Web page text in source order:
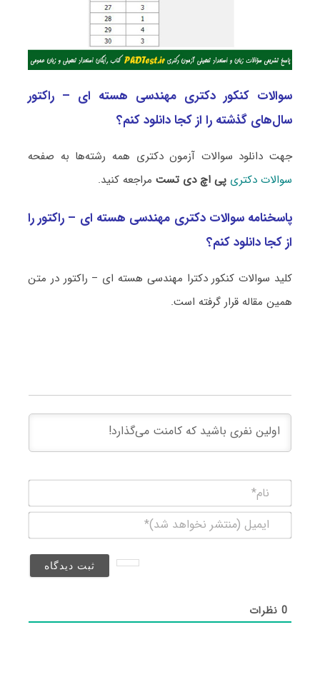
سوالات کنکور دکتری مهندسی هسته ای – راکتور
سال‌های گذشته را از کجا دانلود کنم؟
جهت دانلود سوالات آزمون دکتری همه رشته‌ها به صفحه
سوالات دکتری پی اچ دی تستمراجعه کنید.
پاسخنامه سوالات دکتری مهندسی هسته ای – راکتور را
از کجا دانلود کنم؟
کلید سوالات کنکور دکترا مهندسی هسته ای – راکتور در متن
همین مقاله قرار گرفته است.
(منتشر
0نظرات